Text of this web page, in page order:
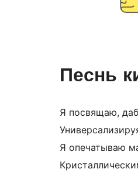
Песнь
Я посвящаю,
Я опечатываю